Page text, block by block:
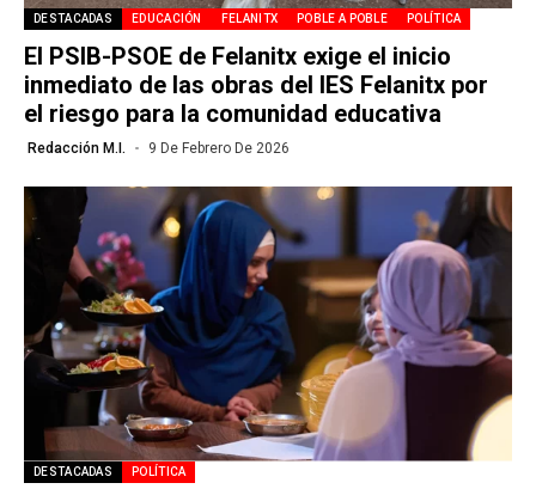
DESTACADAS EDUCACIÓN FELANITX POBLE A POBLE POLÍTICA
El PSIB-PSOE de Felanitx exige el inicio
inmediato de las obras del IES Felanitx por
el riesgo para la comunidad educativa
Redacción M.I. 9 De Febrero De 2026
DESTACADAS POLÍTICA